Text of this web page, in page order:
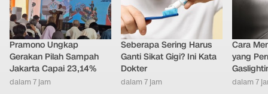
Pramono Ungkap
Gerakan Pilah Sampah
Jakarta Capai 23,14%
dalam 7 jam
Seberapa Sering Harus
Ganti Sikat Gigi? Ini Kata
Dokter
dalam 7 jam
Cara
yang
dalam 7